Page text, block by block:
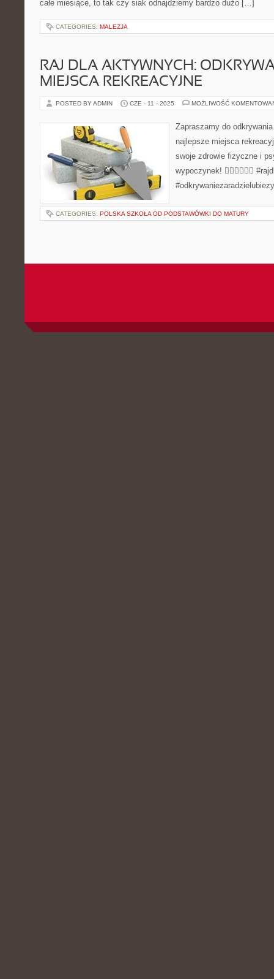
całe miesiące, to tak czy siak odnajdziemy bardzo dużo […]
CATEGORIES: MALEZJA
RAJ DLA AKTYWNYCH:
MIEJSCA REKREACYJNE
POSTED BY ADMIN CZE - 11 - 2025 MOŻLIWOŚĆ
Zapraszamy do
najlepsze miejsca
swoje zdrowie fizyczne i
wypoczynek! 🚴‍♂️🏊‍♀️🧘‍♂️
CATEGORIES: POLSKA SZKOŁA OD PODSTAWÓWKI DO MATURY